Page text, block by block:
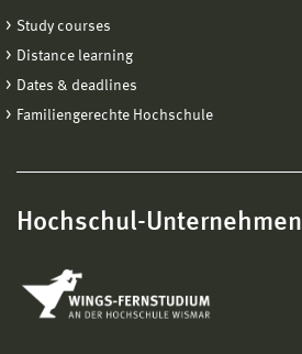
Study courses
Distance learning
Dates & deadlines
Familiengerechte Hochschule
Hochschul-Unternehmen